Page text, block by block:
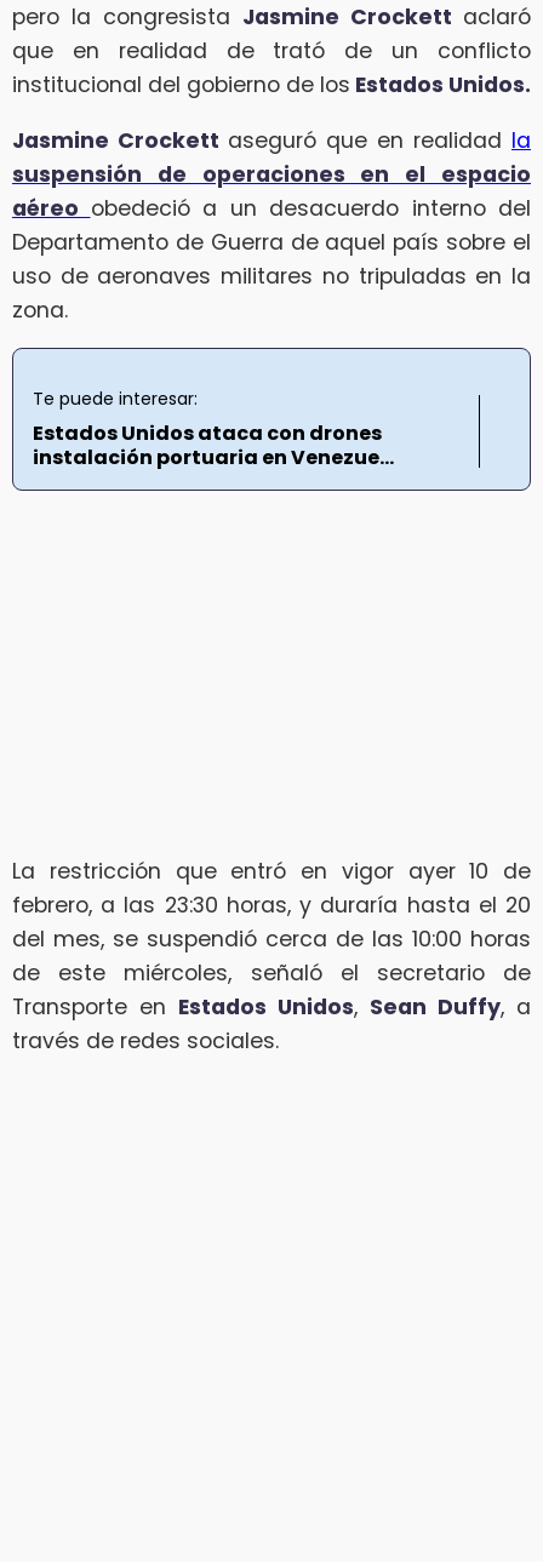
pero la congresista Jasmine Crockett aclaró
que en realidad de trató de un conflicto
institucional del gobierno de los Estados Unidos.
Jasmine Crockett aseguró que en realidad la
suspensión de operaciones en el espacio
aéreo obedeció a un desacuerdo interno del
Departamento de Guerra de aquel país sobre el
uso de aeronaves militares no tripuladas en la
zona.
Te puede interesar:
Estados Unidos ataca con drones
instalación portuaria en Venezue...
La restricción que entró en vigor ayer 10 de
febrero, a las 23:30 horas, y duraría hasta el 20
del mes, se suspendió cerca de las 10:00 horas
de este miércoles, señaló el secretario de
Transporte en Estados Unidos, Sean Duffy, a
través de redes sociales.